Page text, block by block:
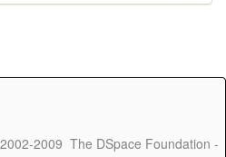
2009 The DSpace Foundation -